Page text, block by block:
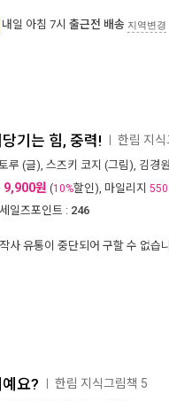
내일 아침 7시 출근전 배송 지역변경
기는 힘, 중력! 한림 지
루 (글), 스즈키 코지 (그림), 김경원
9,900원 (10%할인), 마일리지 550
일즈포인트 : 246
사 유통이 중단되어 구할 수 없습
요? 한림 지식그림책 5